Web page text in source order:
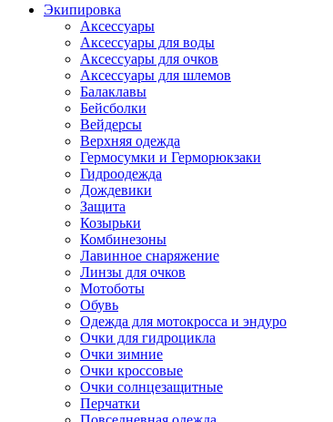
Экипировка
Аксессуары
Аксессуары для воды
Аксессуары для очков
Аксессуары для шлемов
Балаклавы
Бейсболки
Вейдерсы
Верхняя одежда
Гермосумки и Герморюкзаки
Гидроодежда
Дождевики
Защита
Козырьки
Комбинезоны
Лавинное снаряжение
Линзы для очков
Мотоботы
Обувь
Одежда для мотокросса и эндуро
Очки для гидроцикла
Очки зимние
Очки кроссовые
Очки солнцезащитные
Перчатки